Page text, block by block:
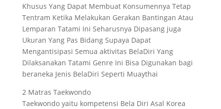
Khusus Yang Dapat Membuat Konsumennya Tetap
Tentram Ketika Melakukan Gerakan Bantingan Atau
Lemparan Tatami Ini Seharusnya Dipasang juga
Ukuran Yang Pas Bidang Supaya Dapat
Mengantisipasi Semua aktivitas BelaDiri Yang
Dilaksanakan Tatami Genre Ini Bisa Digunakan bagi
beraneka Jenis BelaDiri Seperti Muaythai
2 Matras Taekwondo
Taekwondo yaitu kompetensi Bela Diri Asal Korea